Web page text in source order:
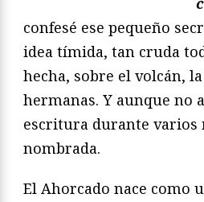
confesé ese pequeño
idea tímida, tan cruda
hecha, sobre el volcán,
hermanas. Y aunque no
escritura durante varios
nombrada.
El Ahorcado nace como